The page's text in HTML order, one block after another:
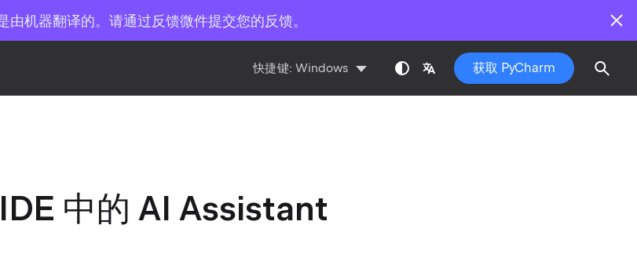
由机器翻译的。请通过反馈微件提交您的反馈。
快捷键: Windows 获取 PyCharm
中的 AI Assistant